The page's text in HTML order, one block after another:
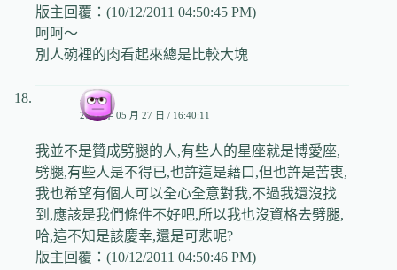
版主回覆：(10/12/2011 04:50:45 PM)
呵呵～
別人碗裡的肉看起來總是比較大塊
小宇
2008 年 05 月 27 日 / 16:40:11
我並不是贊成劈腿的人,有些人的星座就是博愛座,
劈腿,有些人是不得已,也許這是藉口,但也許是苦衷,
我也希望有個人可以全心全意對我,不過我還沒找
到,應該是我們條件不好吧,所以我也沒資格去劈腿,
哈,這不知是該慶幸,還是可悲呢?
版主回覆：(10/12/2011 04:50:46 PM)